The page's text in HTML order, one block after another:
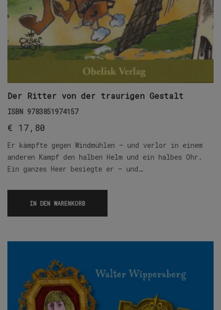
Der Ritter von der traurigen Gestalt
ISBN 9783851974157
€ 17,80
Er kämpfte gegen Windmühlen – und verlor in einem
anderen Kampf den halben Helm und ein halbes Ohr.
Ein ganzes Heer besiegte er – und…
IN DEN WARENKORB